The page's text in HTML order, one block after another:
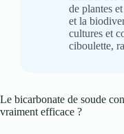
de plantes
et la
cultures et
ciboulette,
Le bicarbonate de soude
vraiment efficace ?